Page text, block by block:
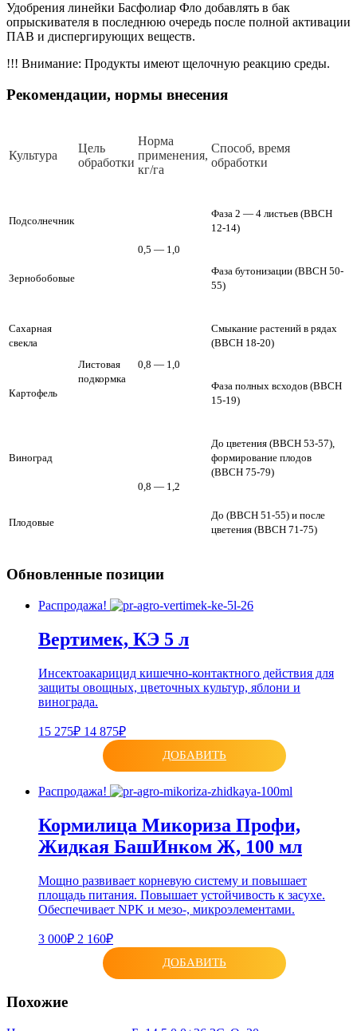
Удобрения линейки Басфолиар Фло добавлять в бак
опрыскивателя в последнюю очередь после полной активации
ПАВ и диспергирующих веществ.
!!! Внимание: Продукты имеют щелочную реакцию среды.
Рекомендации, нормы внесения
Культура
Цель
обработки
Норма
применения,
кг/га
Способ, время
обработки
Подсолнечник
Листовая
подкормка
0,5 — 1,0
Фаза 2 — 4 листьев (ВВСН
12-14)
Зернобобовые
Фаза бутонизации (ВВСН 50-
55)
Сахарная
свекла
0,8 — 1,0
Смыкание растений в рядах
(ВВСН 18-20)
Картофель
Фаза полных всходов (ВВСН
15-19)
Виноград
0,8 — 1,2
До цветения (ВВСН 53-57),
формирование плодов
(ВВСН 75-79)
Плодовые
До (ВВСН 51-55) и после
цветения (ВВСН 71-75)
Обновленные позиции
Распродажа!
Вертимек, КЭ 5 л
Инсектоакарицид кишечно-контактного действия для
защиты овощных, цветочных культур, яблони и
винограда.
15 275₽ 14 875₽
ДОБАВИТЬ
Распродажа!
Кормилица Микориза Профи,
Жидкая БашИнком Ж, 100 мл
Мощно развивает корневую систему и повышает
площадь питания. Повышает устойчивость к засухе.
Обеспечивает NPK и мезо-, микроэлементами.
3 000₽ 2 160₽
ДОБАВИТЬ
Похожие